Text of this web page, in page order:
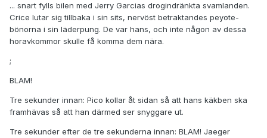
... snart fylls bilen med Jerry Garcias drogindränkta svamlanden.
Crice lutar sig tillbaka i sin sits, nervöst betraktandes peyote-
bönorna i sin läderpung. De var hans, och inte någon av dessa
horavkommor skulle få komma dem nära.
;
BLAM!
Tre sekunder innan: Pico kollar åt sidan så att hans käkben ska
framhävas så att han därmed ser snyggare ut.
Tre sekunder efter de tre sekunderna innan: BLAM! Jaeger